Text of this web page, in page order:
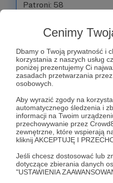
Cenimy
Dbamy o Twoją prywatność i
korzystania z naszych usług
poniżej prezentujemy Ci
zasadach przetwarzania
osobowych.
Aby wyrazić zgody na
automatycznego śledzenia i
informacji na Twoim
przechowywanie przez
zewnętrzne, które wspierają
kliknij AKCEPTUJĘ I
Jeśli chcesz dostosować lub
dotyczące zbierania danych
"USTAWIENIA
Patroni: 58
80 zł miesięcznie
Wspierający otrzyma
grupy na FB z kulisami
tematów i dłuuugimi
tematy wszelakie :-)
Patroni nie mający konta
playlisty na YT, z
Patronów - które